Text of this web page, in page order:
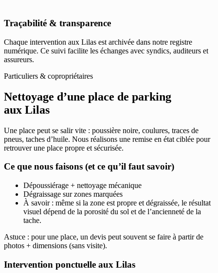
Traçabilité & transparence
Chaque intervention aux Lilas est archivée dans notre registre
numérique. Ce suivi facilite les échanges avec syndics, auditeurs et
assureurs.
Particuliers & copropriétaires
Nettoyage d’une place de parking
aux Lilas
Une place peut se salir vite : poussière noire, coulures, traces de
pneus, taches d’huile. Nous réalisons une remise en état ciblée pour
retrouver une place propre et sécurisée.
Ce que nous faisons (et ce qu’il faut savoir)
Dépoussiérage + nettoyage mécanique
Dégraissage sur zones marquées
À savoir : même si la zone est propre et dégraissée, le résultat
visuel dépend de la porosité du sol et de l’ancienneté de la
tache.
Astuce : pour une place, un devis peut souvent se faire à partir de
photos + dimensions (sans visite).
Intervention ponctuelle aux Lilas